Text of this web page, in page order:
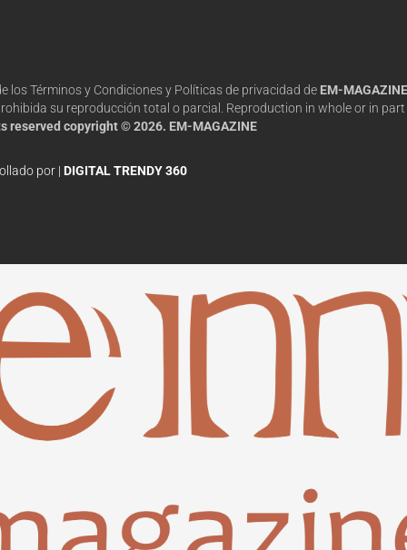
los Términos y Condiciones y Políticas de privacidad de EM-MAGAZINE
su reproducción total o parcial. Reproduction in whole or in part
reserved copyright © 2026. EM-MAGAZINE
por | DIGITAL TRENDY 360